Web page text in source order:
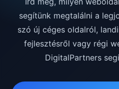
segítünk megtalálni a
szó új céges oldalról,
fejlesztésről vagy régi
DigitalPartners